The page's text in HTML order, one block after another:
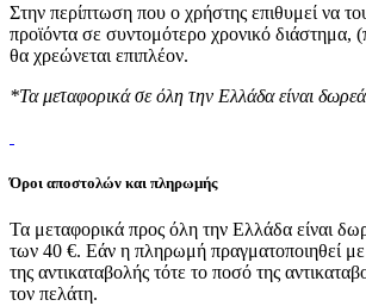
Στην περίπτωση που ο χρήστης επιθυμεί να
προϊόντα σε συντομότερο χρονικό
θα χρεώνεται επιπλέον.
*Τα μεταφορικά σε όλη την Ελλάδα είναι
Όροι αποστολών και πληρωμής
Τα μεταφορικά προς όλη την Ελλάδα είναι
των 40 €. Εάν η πληρωμή πραγματοποιηθεί
της αντικαταβολής τότε το ποσό της
τον πελάτη.